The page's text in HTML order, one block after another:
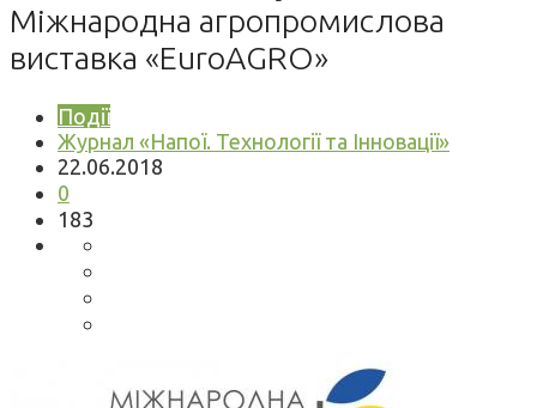
Міжнародна агропромислова
виставка «EuroAGRO»
Події
Журнал «Напої. Технології та Інновації»
22.06.2018
0
183